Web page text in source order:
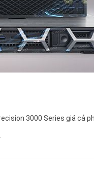
3000 Series giá cả